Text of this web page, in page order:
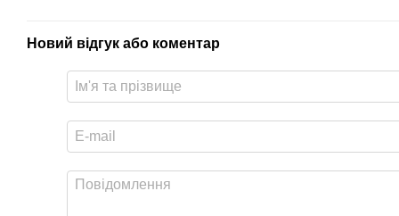
Новий відгук або коментар